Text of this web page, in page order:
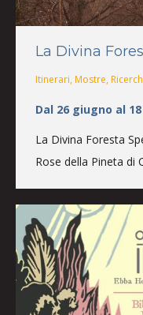
La Divina
Itinerari, Mostre,
Dal 26 giugno al
La Divina Foresta
Rose della Pineta di